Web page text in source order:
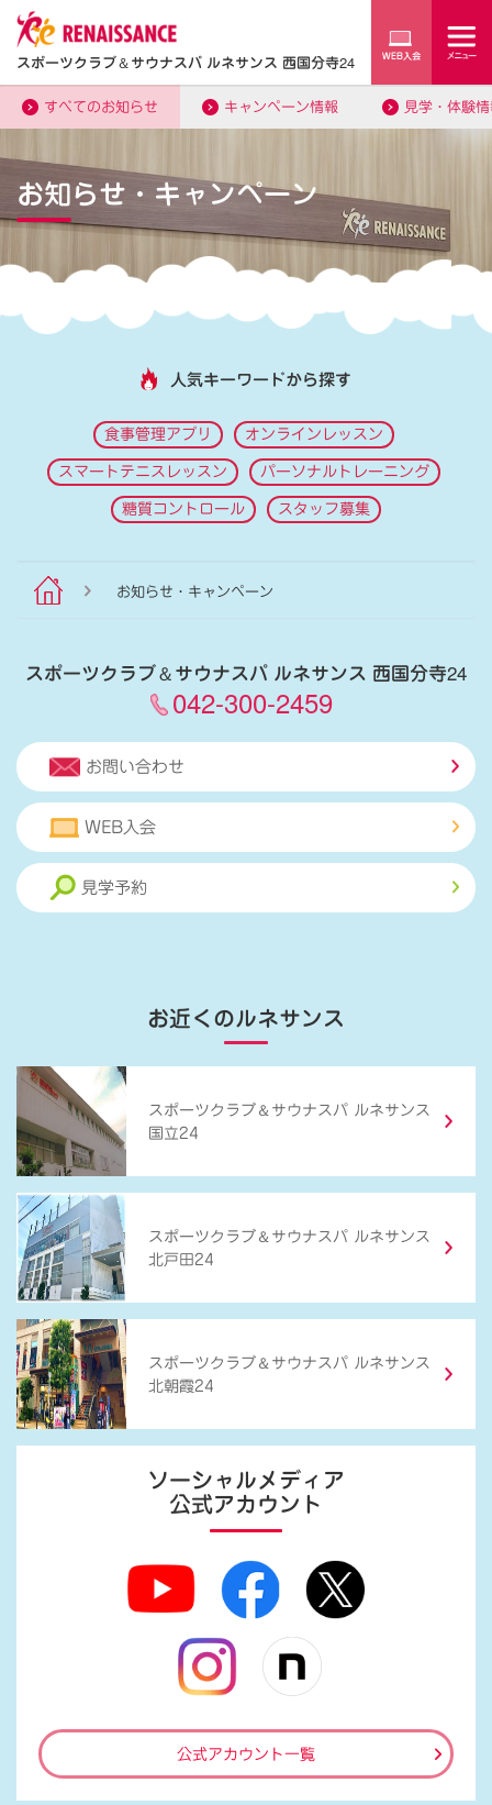
スポーツクラブ＆サウナスパ ルネサンス 西国分寺24
すべてのお知らせ キャンペーン情報 見学・体験
お知らせ・キャンペーン
人気キーワードから探す
食事管理アプリ オンラインレッスン
スマートテニスレッスン パーソナルトレーニング
糖質コントロール スタッフ募集
お知らせ・キャンペーン
スポーツクラブ＆サウナスパ ルネサンス 西国分寺24
042-300-2459
お問い合わせ
WEB入会
見学予約
お近くのルネサンス
スポーツクラブ ＆ サウナスパ ルネサンス
国立24
スポーツクラブ ＆ サウナスパ ルネサンス
北戸田24
スポーツクラブ ＆ サウナスパ ルネサンス
北朝霞24
ソーシャルメディア
公式アカウント
公式アカウント一覧